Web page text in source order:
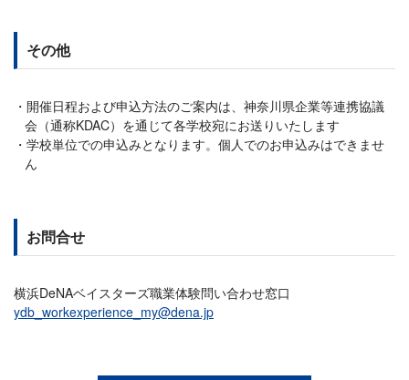
その他
開催日程および申込方法のご案内は、神奈川県企業等連携協議
会（通称KDAC）を通じて各学校宛にお送りいたします
学校単位での申込みとなります。個人でのお申込みはできませ
ん
お問合せ
横浜DeNAベイスターズ職業体験問い合わせ窓口
ydb_workexperience_my@dena.jp